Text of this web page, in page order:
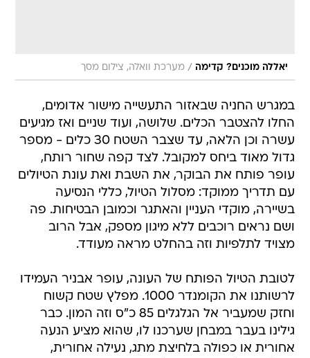
יאללה מוכנים? קדימה / מערכת וואלה, צילום מסך
במגרש החניה שבאזור התעשייה מישור אדומים,
החלו להצטבר הכלים. שלושה, ועוד שניים ואז מגיעים
עשרה וכן הלאה, עד שצבר השטח 30 כלים - מספר
גדול מאוד ביחס למקובל. לצד קפה שחור רותח,
עופר פותח את הבוקר, את השבת ואת עונת הטיולים
עם תדריך ממוקד: מסלול הטיול, כללי הנסיעה
בשיירה, מוקדי העניין והאתגר וכמובן הבטיחות. פה
ושם נראים רוכבים ללא מיגון מספק, אבל הרוב
מצויד לתלפיות וזה בהחלט מראה מעודד.
לטובת הטיול הפותח של העונה, עופר אבניר העמידו
לרשותנו את הקומנדר 1000. מפלץ שטח קשוח
וחזק שמעביר אל הגלגלים 85 כ"ס וזה המון. כבר
גילינו בעבר במבחן שערכנו לו, שהוא מציע הנעה
אחורית או כפולה בלחיצת מתג, נעילה אחורית,